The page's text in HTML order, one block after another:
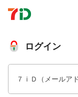
ログイン
７ｉＤ（メールア